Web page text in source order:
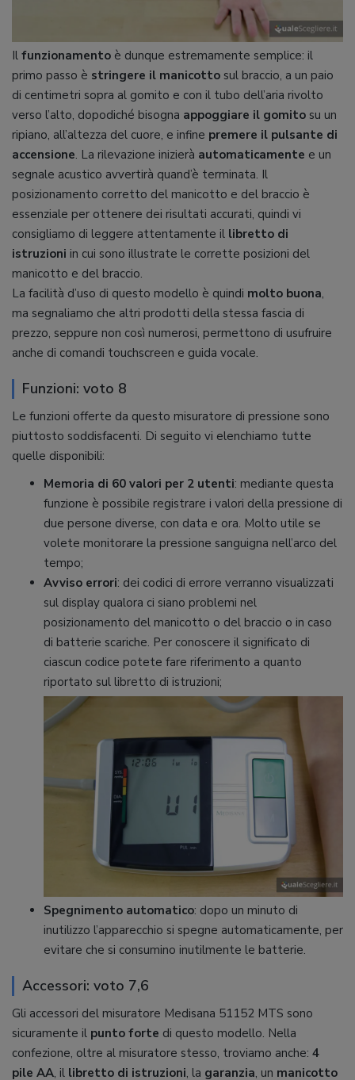
Il funzionamento è dunque estremamente semplice: il
primo passo è stringere il manicotto sul braccio, a un paio
di centimetri sopra al gomito e con il tubo dell’aria rivolto
verso l’alto, dopodiché bisogna appoggiare il gomito su un
ripiano, all’altezza del cuore, e infine premere il pulsante di
accensione. La rilevazione inizierà automaticamente e un
segnale acustico avvertirà quand’è terminata. Il
posizionamento corretto del manicotto e del braccio è
essenziale per ottenere dei risultati accurati, quindi vi
consigliamo di leggere attentamente il libretto di
istruzioni in cui sono illustrate le corrette posizioni del
manicotto e del braccio.
La facilità d’uso di questo modello è quindi molto buona,
ma segnaliamo che altri prodotti della stessa fascia di
prezzo, seppure non così numerosi, permettono di usufruire
anche di comandi touchscreen e guida vocale.
Funzioni: voto 8
Le funzioni offerte da questo misuratore di pressione sono
piuttosto soddisfacenti. Di seguito vi elenchiamo tutte
quelle disponibili:
Memoria di 60 valori per 2 utenti: mediante questa
funzione è possibile registrare i valori della pressione di
due persone diverse, con data e ora. Molto utile se
volete monitorare la pressione sanguigna nell’arco del
tempo;
Avviso errori: dei codici di errore verranno visualizzati
sul display qualora ci siano problemi nel
posizionamento del manicotto o del braccio o in caso
di batterie scariche. Per conoscere il significato di
ciascun codice potete fare riferimento a quanto
riportato sul libretto di istruzioni;
Spegnimento automatico: dopo un minuto di
inutilizzo l’apparecchio si spegne automaticamente, per
evitare che si consumino inutilmente le batterie.
Accessori: voto 7,6
Gli accessori del misuratore Medisana 51152 MTS sono
sicuramente il punto forte di questo modello. Nella
confezione, oltre al misuratore stesso, troviamo anche: 4
pile AA, il libretto di istruzioni, la garanzia, un manicotto